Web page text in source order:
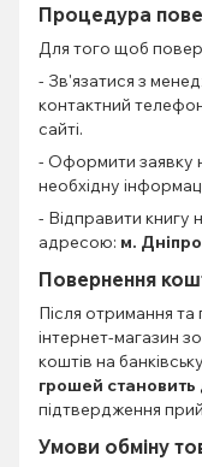
Процедура
Для того щоб
- Зв'язатися з
контактний
сайті.
- Оформити заявку
необхідну
- Відправити книгу
адресою: м.
Повернення
Після отримання
інтернет-магазин
коштів на
грошей становить
підтвердження
Умови обміну